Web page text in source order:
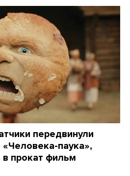
передвинули
паука»,
прокат фильм